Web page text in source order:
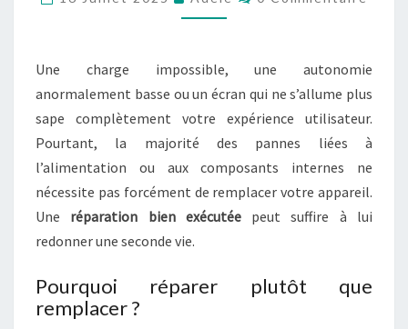
R
O
T
R
E
É
P
N
O
T
A
I
R
S
Une charge impossible, une autonomie
anormalement basse ou un écran qui ne s’allume plus
sape complètement votre expérience utilisateur.
Pourtant, la majorité des pannes liées à
l’alimentation ou aux composants internes ne
nécessite pas forcément de remplacer votre appareil.
Une réparation bien exécutée peut suffire à lui
redonner une seconde vie.
Pourquoi réparer plutôt que
remplacer ?